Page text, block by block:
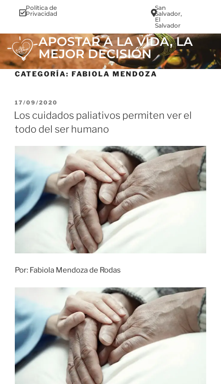
Política de
Privacidad
San
Salvador,
El
Salvador
APOSTAR A LA VIDA, LA
MEJOR DECISIÓN
CATEGORÍA: FABIOLA MENDOZA
17/09/2020
Los cuidados paliativos permiten ver el
todo del ser humano
Por: Fabiola Mendoza de Rodas